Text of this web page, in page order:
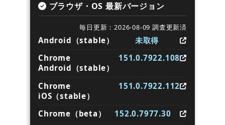
ブラウザ・OS 最新バージョン
毎日更新：2026-08-09 調査更新済
Android（stable）
未取得
Chrome
Android（stable）
151.0.7922.108
Chrome
iOS（stable）
151.0.7922.112
Chrome（beta）
152.0.7977.30